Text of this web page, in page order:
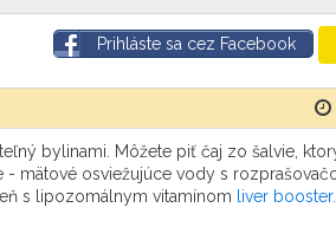
Prihláste sa cez Facebook
bylinami. Môžete piť čaj zo šalvie,
mätové osviežujúce vody s
s lipozomálnym vitamínom liver booster.